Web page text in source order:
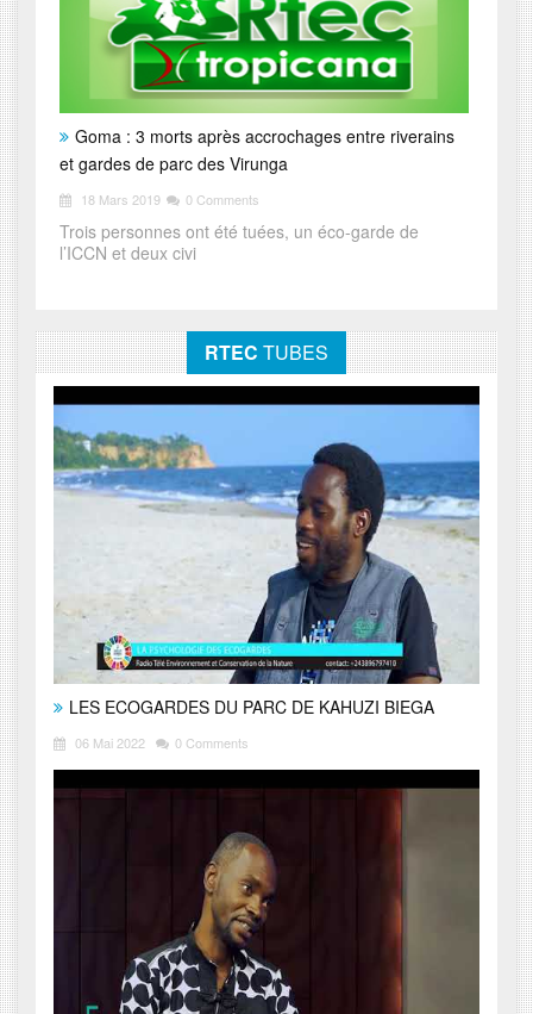
Goma : 3 morts après accrochages entre riverains
et gardes de parc des Virunga
18 Mars 2019 0 Comments
Trois personnes ont été tuées, un éco-garde de
l’ICCN et deux civi
RTEC TUBES
LES ECOGARDES DU PARC DE KAHUZI BIEGA
06 Mai 2022 0 Comments